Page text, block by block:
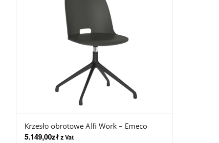
Krzesło obrotowe Alfi Work – Emeco
5.149,00zł z Vat